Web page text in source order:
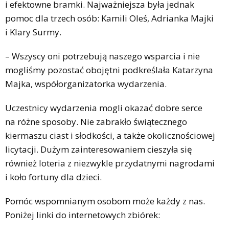
i efektowne bramki. Najważniejsza była jednak
pomoc dla trzech osób: Kamili Oleś, Adrianka Majki
i Klary Surmy.
– Wszyscy oni potrzebują naszego wsparcia i nie
mogliśmy pozostać obojętni podkreślała Katarzyna
Majka, współorganizatorka wydarzenia.
Uczestnicy wydarzenia mogli okazać dobre serce
na różne sposoby. Nie zabrakło świątecznego
kiermaszu ciast i słodkości, a także okolicznościowej
licytacji. Dużym zainteresowaniem cieszyła się
również loteria z niezwykle przydatnymi nagrodami
i koło fortuny dla dzieci.
Pomóc wspomnianym osobom może każdy z nas.
Poniżej linki do internetowych zbiórek: